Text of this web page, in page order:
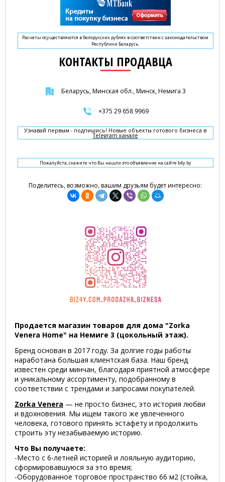
Расчеты осуществляются в белорусских рублях в соответствии с законодательством
Республики Беларусь.
КОНТАКТЫ ПРОДАВЦА
Беларусь, Минская обл., Минск, Немига 3
+375 29 658 9969
Узнавай первым - подпишись! Новые объекты готового бизнеса в
Telegram канале
Пожалуйста, скажите что Вы нашли это объявление на сайте b4y.by
Поделитесь, возможно, вашим друзьям будет интересно:
Продается магазин товаров для дома "Zorka
Venera Home" на Немиге 3 (цокольный этаж).
Бренд основан в 2017 году. За долгие годы работы
наработана большая клиентская база. Наш бренд
известен среди минчан, благодаря приятной атмосфере
и уникальному ассортименту, подобранному в
соответствии с трендами и запросами покупателей.
Zorka Venera — не просто бизнес, это история любви
и вдохновения. Мы ищем такого же увлеченного
человека, готового принять эстафету и продолжить
строить эту незабываемую историю.
Что Вы получаете:
-Место с 6-летней историей и лояльную аудиторию,
сформировавшуюся за это время;
-Оборудованное торговое пространство 66 м2 (стойка,